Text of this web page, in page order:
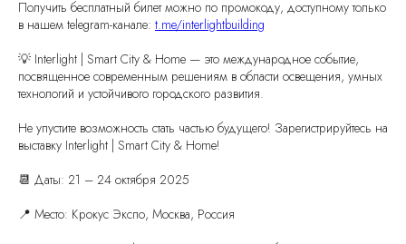
Получить бесплатный билет можно по промокоду, доступному только
в нашем telegram-канале: t.me/interlightbuilding
💡 Interlight | Smart City & Home — это международное событие,
посвященное современным решениям в области освещения, умных
технологий и устойчивого городского развития.
Не упустите возможность стать частью будущего! Зарегистрируйтесь на
выставку Interlight | Smart City & Home!
📆 Даты: 21 – 24 октября 2025
📍 Место: Крокус Экспо, Москва, Россия